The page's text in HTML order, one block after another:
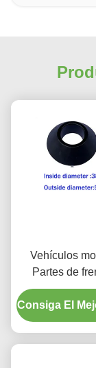
Vehículos
Partes de
automóviles
freno Cono de
Consiga El